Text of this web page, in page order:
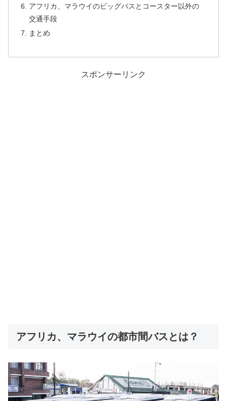
アフリカ、マラウイのビッグバスとコースター以外の
交通手段
まとめ
スポンサーリンク
アフリカ、マラウイの都市間バスとは？